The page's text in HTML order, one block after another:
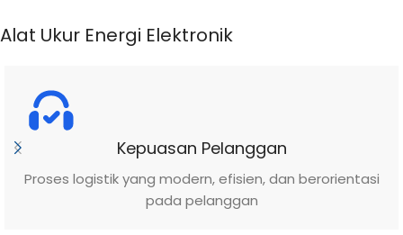
Alat Ukur Energi Elektronik
Kepuasan Pelanggan
Proses logistik yang modern, efisien, dan berorientasi
pada pelanggan